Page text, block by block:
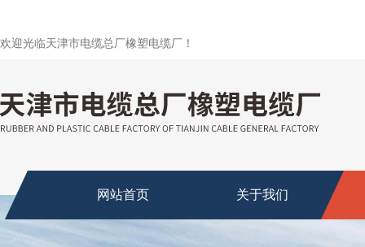
欢迎光临天津市电缆总厂橡塑电缆厂！
网站首页 关于我们